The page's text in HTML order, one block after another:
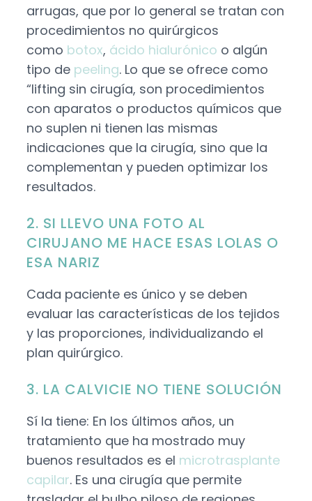
arrugas, que por lo general se tratan con
procedimientos no quirúrgicos
como botox, ácido hialurónico o algún
tipo de peeling. Lo que se ofrece como
“lifting sin cirugía, son procedimientos
con aparatos o productos químicos que
no suplen ni tienen las mismas
indicaciones que la cirugía, sino que la
complementan y pueden optimizar los
resultados.
2. SI LLEVO UNA FOTO AL
CIRUJANO ME HACE ESAS LOLAS O
ESA NARIZ
Cada paciente es único y se deben
evaluar las características de los tejidos
y las proporciones, individualizando el
plan quirúrgico.
3. LA CALVICIE NO TIENE SOLUCIÓN
Sí la tiene: En los últimos años, un
tratamiento que ha mostrado muy
buenos resultados es el microtrasplante
capilar. Es una cirugía que permite